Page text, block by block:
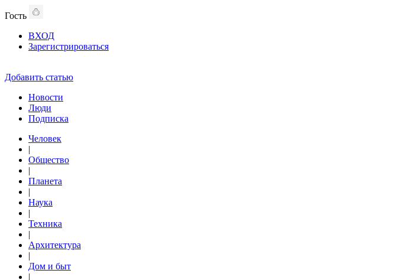
Гость
ВХОД
Зарегистрироваться
Добавить статью
Новости
Люди
Подписка
Человек
|
Общество
|
Планета
|
Наука
|
Техника
|
Архитектура
|
Дом и быт
|